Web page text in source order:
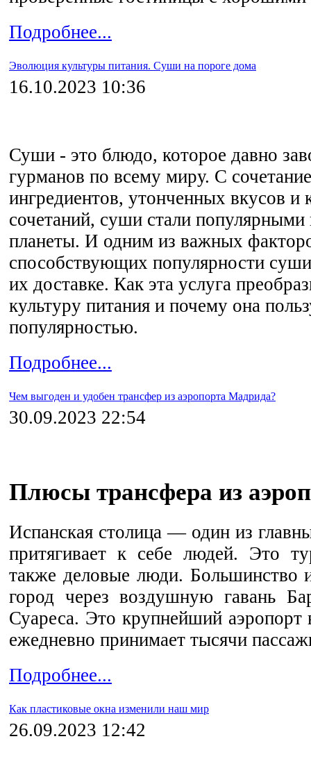
Подробнее...
Эволюция культуры питания. Суши на пороге дома
16.10.2023 10:36
Суши - это блюдо, которое давно
гурманов по всему миру. С
ингредиентов, утонченных вкусов и
сочетаний, суши стали популярными
планеты. И одним из важных
способствующих популярности
их доставке. Как эта услуга
культуру питания и почему она
популярностью.
Подробнее...
Чем выгоден и удобен трансфер из аэропорта Мадрида?
30.09.2023 22:54
Плюсы трансфера из
Испанская столица — один из
притягивает к себе людей. Это
также деловые люди. Большинство
город через воздушную гавань
Суареса. Это крупнейший
ежедневно принимает тысячи
Подробнее...
Как пластиковые окна изменили наш мир
26.09.2023 12:42